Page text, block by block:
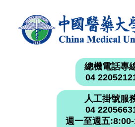
總機電話專
04
人工掛號服
04
週一至週五